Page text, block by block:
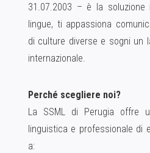
31.07.2003 – è la
lingue, ti appassiona
di culture diverse e sogni un
internazionale.
Perché scegliere noi?
La SSML di Perugia offre
linguistica e professionale di
a: